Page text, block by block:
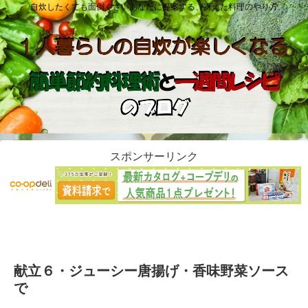
自炊したくても面倒くさいあなたに提案する、冴えた料理のやり方
スポンサーリンク
献立６・ジューシー唐揚げ・香味野菜ソース
で